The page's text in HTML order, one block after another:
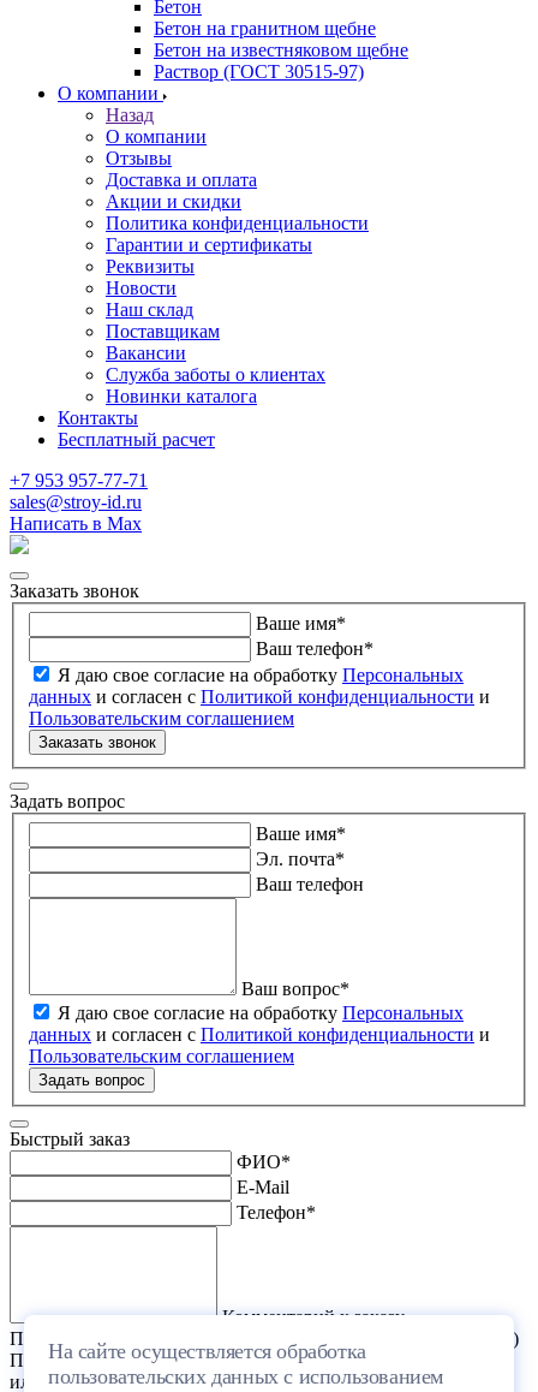
Бетон
Бетон на гранитном щебне
Бетон на известняковом щебне
Раствор (ГОСТ 30515-97)
О компании
Назад
О компании
Отзывы
Доставка и оплата
Акции и скидки
Политика конфиденциальности
Гарантии и сертификаты
Реквизиты
Новости
Наш склад
Поставщикам
Вакансии
Служба заботы о клиентах
Новинки каталога
Контакты
Бесплатный расчет
+7 953 957-77-71
sales@stroy-id.ru
Написать в Max
Заказать звонок
Ваше имя*
Ваш телефон*
Я даю свое согласие на обработку Персональных
данных и согласен с Политикой конфиденциальности и
Пользовательским соглашением
Заказать звонок
Задать вопрос
Ваше имя*
Эл. почта*
Ваш телефон
Ваш вопрос*
Я даю свое согласие на обработку Персональных
данных и согласен с Политикой конфиденциальности и
Пользовательским соглашением
Задать вопрос
На сайте осуществляется обработка
пользовательских данных с использованием
Быстрый заказ
ФИО*
E-Mail
Телефон*
Комментарий к заказу
Прикрепить файл (проект дома или список стройматериалов)
Перетащите один или несколько файлов в эту область
или выберите файл на компьютере